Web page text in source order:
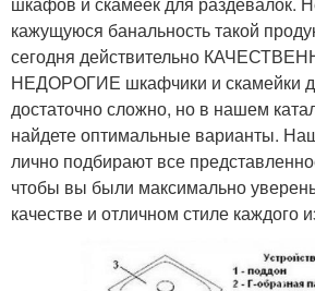
кажущуюся банальность такой
сегодня действительно
НЕДОРОГИЕ шкафчики и скамейки
достаточно сложно, но в нашем
найдете оптимальные варианты.
лично подбирают все
чтобы вы были максимально
качестве и отличном стиле каждого